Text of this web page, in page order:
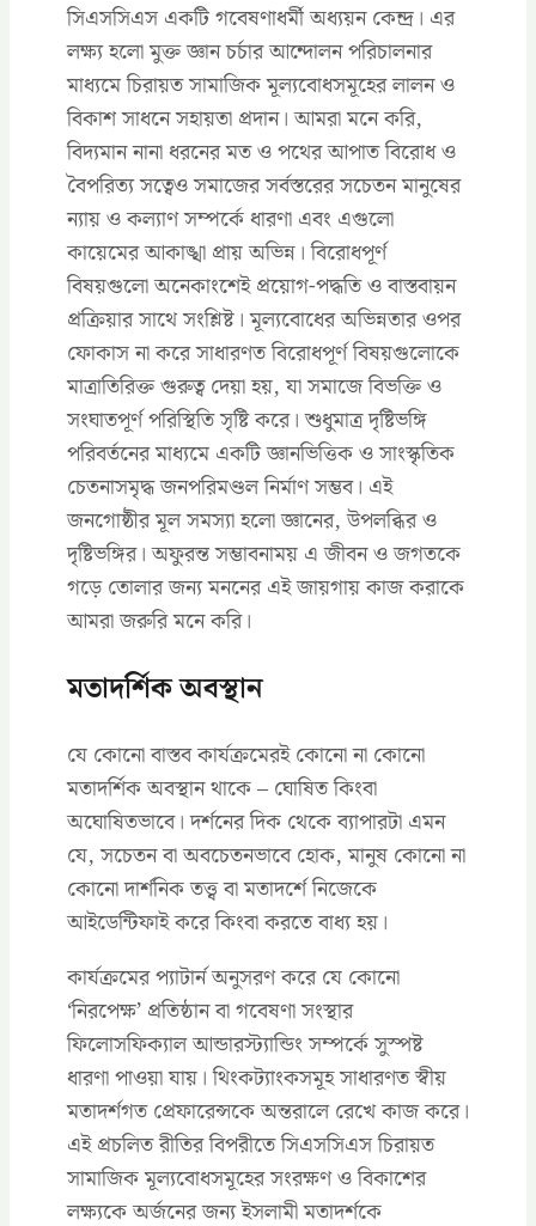
সিএসসিএস একটি গবেষণাধর্মী অধ্যয়ন কেন্দ্র। এর
লক্ষ্য হলো মুক্ত জ্ঞান চর্চার আন্দোলন পরিচালনার
মাধ্যমে চিরায়ত সামাজিক মূল্যবোধসমূহের লালন ও
বিকাশ সাধনে সহায়তা প্রদান। আমরা মনে করি,
বিদ্যমান নানা ধরনের মত ও পথের আপাত বিরোধ ও
বৈপরিত্য সত্বেও সমাজের সর্বস্তরের সচেতন মানুষের
ন্যায় ও কল্যাণ সম্পর্কে ধারণা এবং এগুলো
কায়েমের আকাঙ্খা প্রায় অভিন্ন। বিরোধপূর্ণ
বিষয়গুলো অনেকাংশেই প্রয়োগ-পদ্ধতি ও বাস্তবায়ন
প্রক্রিয়ার সাথে সংশ্লিষ্ট। মূল্যবোধের অভিন্নতার ওপর
ফোকাস না করে সাধারণত বিরোধপূর্ণ বিষয়গুলোকে
মাত্রাতিরিক্ত গুরুত্ব দেয়া হয়, যা সমাজে বিভক্তি ও
সংঘাতপূর্ণ পরিস্থিতি সৃষ্টি করে। শুধুমাত্র দৃষ্টিভঙ্গি
পরিবর্তনের মাধ্যমে একটি জ্ঞানভিত্তিক ও সাংস্কৃতিক
চেতনাসমৃদ্ধ জনপরিমণ্ডল নির্মাণ সম্ভব। এই
জনগোষ্ঠীর মূল সমস্যা হলো জ্ঞানের, উপলব্ধির ও
দৃষ্টিভঙ্গির। অফুরন্ত সম্ভাবনাময় এ জীবন ও জগতকে
গড়ে তোলার জন্য মননের এই জায়গায় কাজ করাকে
আমরা জরুরি মনে করি।
মতাদর্শিক অবস্থান
যে কোনো বাস্তব কার্যক্রমেরই কোনো না কোনো
মতাদর্শিক অবস্থান থাকে – ঘোষিত কিংবা
অঘোষিতভাবে। দর্শনের দিক থেকে ব্যাপারটা এমন
যে, সচেতন বা অবচেতনভাবে হোক, মানুষ কোনো না
কোনো দার্শনিক তত্ত্ব বা মতাদর্শে নিজেকে
আইডেন্টিফাই করে কিংবা করতে বাধ্য হয়।
কার্যক্রমের প্যাটার্ন অনুসরণ করে যে কোনো
‘নিরপেক্ষ’ প্রতিষ্ঠান বা গবেষণা সংস্থার
ফিলোসফিক্যাল আন্ডারস্ট্যান্ডিং সম্পর্কে সুস্পষ্ট
ধারণা পাওয়া যায়। থিংকট্যাংকসমূহ সাধারণত স্বীয়
মতাদর্শগত প্রেফারেন্সকে অন্তরালে রেখে কাজ করে।
এই প্রচলিত রীতির বিপরীতে সিএসসিএস চিরায়ত
সামাজিক মূল্যবোধসমূহের সংরক্ষণ ও বিকাশের
লক্ষ্যকে অর্জনের জন্য ইসলামী মতাদর্শকে